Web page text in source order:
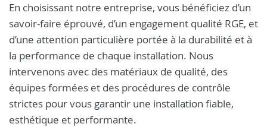
En choisissant notre entreprise, vous bénéficiez d’un
savoir-faire éprouvé, d’un engagement qualité RGE, et
d’une attention particulière portée à la durabilité et à
la performance de chaque installation. Nous
intervenons avec des matériaux de qualité, des
équipes formées et des procédures de contrôle
strictes pour vous garantir une installation fiable,
esthétique et performante.